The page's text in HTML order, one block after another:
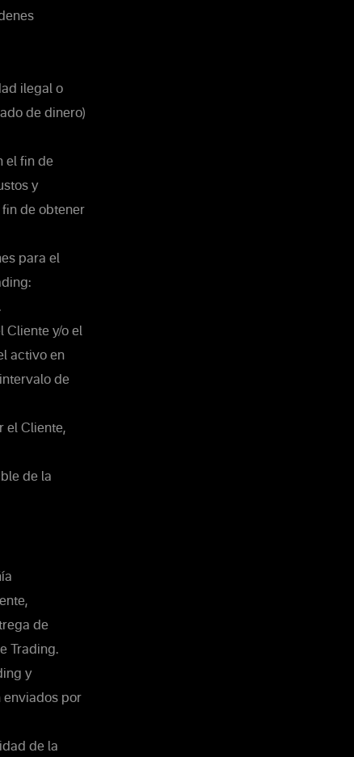
ilegal o
de dinero)
el fin de
y
de obtener
para el
Cliente y/o el
activo en
de
el Cliente,
de la
de
Trading.
y
enviados por
de la